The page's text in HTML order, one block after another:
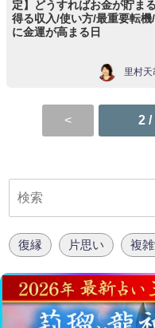
定】どうすればお金が貯ま
得る収入/使い方/最重要転機
に金運が高まる日
里村天
2 /
復縁 片思い 複